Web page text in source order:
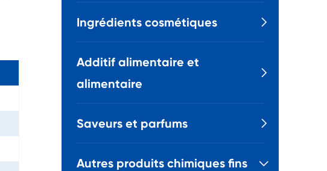
Ingrédients cosmétiques 
Additif alimentaire et
alimentaire

Saveurs et parfums 
Autres produits chimiques fins 